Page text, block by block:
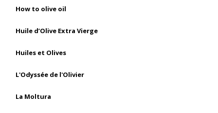
How to olive oil
Huile d’Olive Extra Vierge
Huiles et Olives
L'Odyssée de l'Olivier
La Moltura